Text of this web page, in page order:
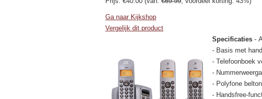
Ga naar Kijkshop
Vergelijk dit product
Specificaties -
- Basis met
- Telefoonboek
-
- Polyfone
- Handsfree-